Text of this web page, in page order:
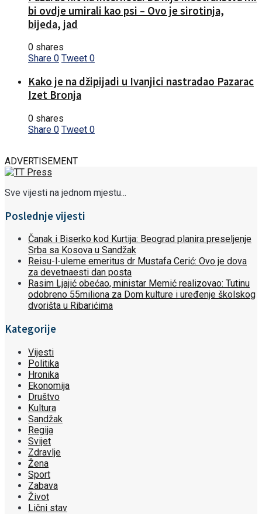
bi ovdje umirali kao psi – Ovo je sirotinja,
bijeda, jad
0 shares
Share 0 Tweet 0
Kako je na džipijadi u Ivanjici nastradao Pazarac
Izet Bronja
0 shares
Share 0 Tweet 0
ADVERTISEMENT
Sve vijesti na jednom mjestu...
Poslednje vijesti
Čanak i Biserko kod Kurtija: Beograd planira preseljenje
Srba sa Kosova u Sandžak
Reisu-l-uleme emeritus dr Mustafa Cerić: Ovo je dova
za devetnaesti dan posta
Rasim Ljajić obećao, ministar Memić realizovao: Tutinu
odobreno 55miliona za Dom kulture i uređenje školskog
dvorišta u Ribarićima
Kategorije
Vijesti
Politika
Hronika
Ekonomija
Društvo
Kultura
Sandžak
Regija
Svijet
Zdravlje
Žena
Sport
Zabava
Život
Lični stav